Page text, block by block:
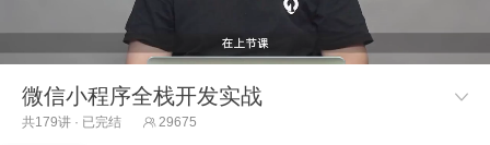
微信小程序全栈开发实战 
共179讲 · 已完结  29675